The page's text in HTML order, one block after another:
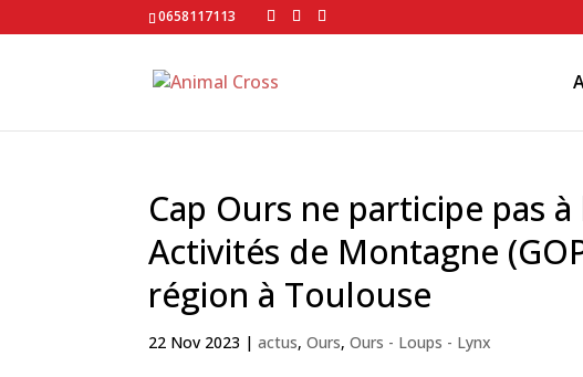
0658117113
Cap Ours ne participe pas
Activités de Montagne
région à Toulouse
22 Nov 2023 |actus,Ours,Ours - Loups - Lynx